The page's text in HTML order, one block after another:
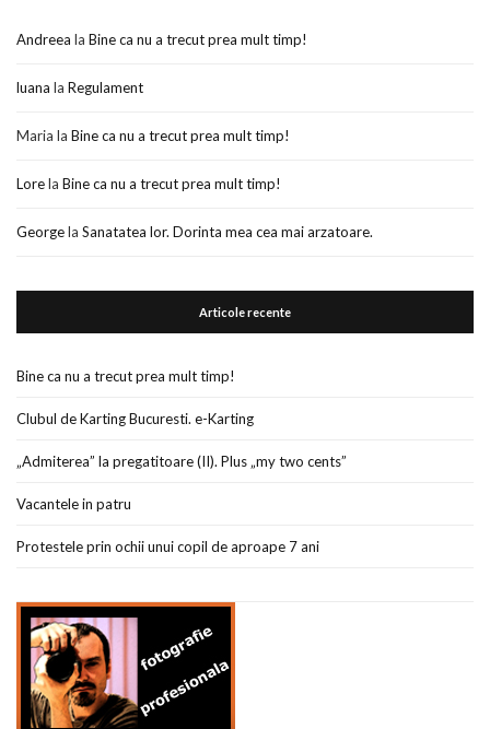
Andreea la Bine ca nu a trecut prea mult timp!
luana la Regulament
Maria la Bine ca nu a trecut prea mult timp!
Lorela Bine ca nu a trecut prea mult timp!
Georgela Sanatatea lor. Dorinta mea cea mai arzatoare.
Articole recente
Bine ca nu a trecut prea mult timp!
Clubul de Karting Bucuresti. e-Karting
„Admiterea” la pregatitoare (II). Plus „my two cents”
Vacantele in patru
Protestele prin ochii unui copil de aproape 7 ani